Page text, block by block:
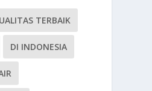
TERBAIK
DI INDONESIA